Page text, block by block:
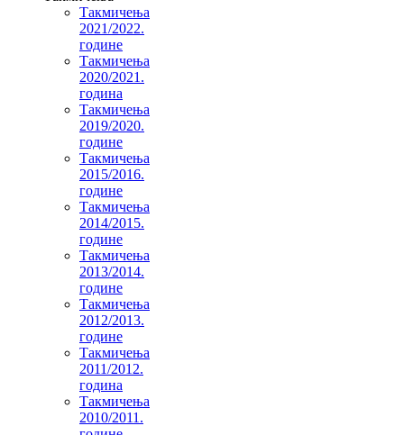
Такмичења
2021/2022.
године
Такмичења
2020/2021.
година
Такмичења
2019/2020.
године
Такмичења
2015/2016.
године
Такмичења
2014/2015.
године
Такмичења
2013/2014.
године
Такмичења
2012/2013.
године
Такмичења
2011/2012.
година
Такмичења
2010/2011.